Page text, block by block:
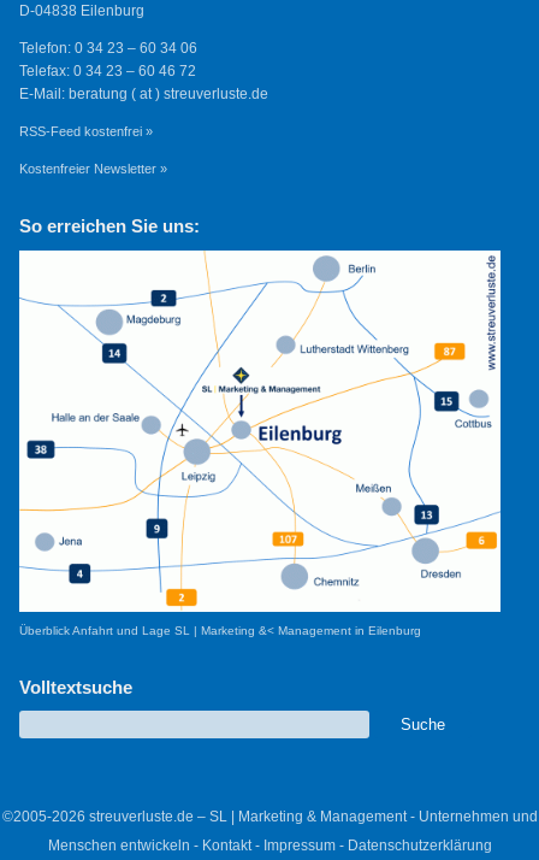
D-04838 Eilenburg
Telefon: 0 34 23 – 60 34 06
Telefax: 0 34 23 – 60 46 72
E-Mail: beratung ( at ) streuverluste.de
RSS-Feed kostenfrei »
Kostenfreier Newsletter »
So erreichen Sie uns:
Überblick Anfahrt und Lage SL | Marketing &< Management in Eilenburg
Volltextsuche
©2005-2026 streuverluste.de – SL | Marketing & Management - Unternehmen und
Menschen entwickeln - Kontakt- Impressum- Datenschutzerklärung